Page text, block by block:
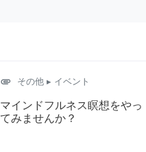
attachment その他 ▸ イベント
マインドフルネス瞑想をやっ
てみませんか？